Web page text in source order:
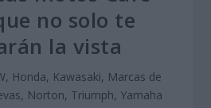
no solo te
la vista
, Honda, Kawasaki, Marcas de
, Norton, Triumph, Yamaha